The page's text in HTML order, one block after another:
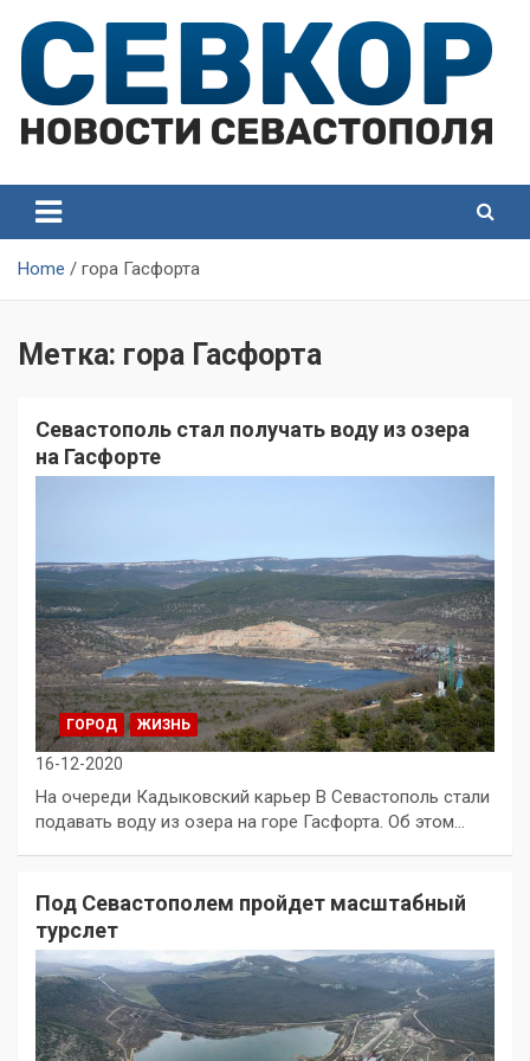
content
Севастополя
Севастополя
Home гора Гасфорта
Метка: гора Гасфорта
Севастополь стал получать воду из озера
на Гасфорте
ГОРОД ЖИЗНЬ
16-12-2020
На очереди Кадыковский карьер В Севастополь стали
подавать воду из озера на горе Гасфорта. Об этом…
Под Севастополем пройдет масштабный
турслет